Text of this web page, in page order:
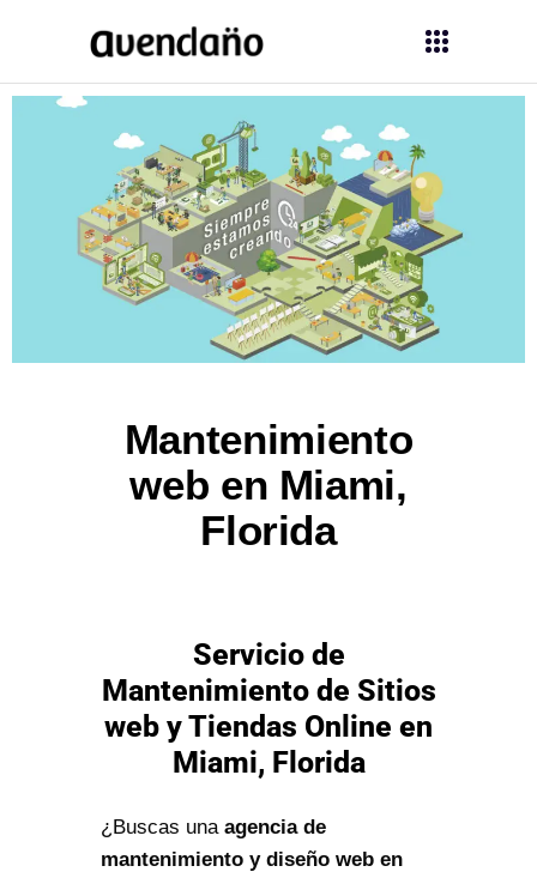
Mantenimiento
web en Miami,
Florida
Servicio de
Mantenimiento de Sitios
web y Tiendas Online en
Miami, Florida
¿Buscas una agencia de
mantenimiento y diseño web en